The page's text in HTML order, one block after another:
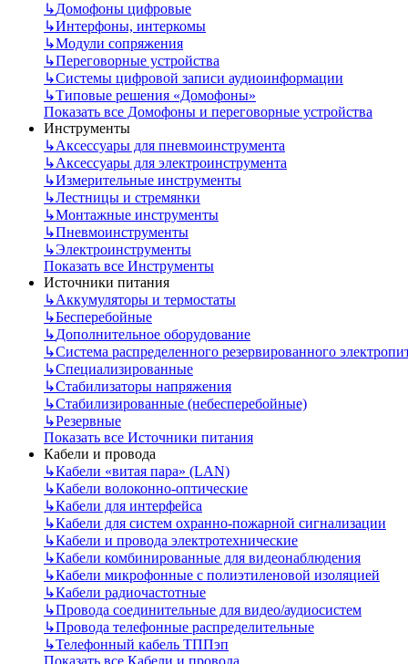
↳Домофоны цифровые
↳Интерфоны, интеркомы
↳Модули сопряжения
↳Переговорные устройства
↳Системы цифровой записи аудиоинформации
↳Типовые решения «Домофоны»
Показать все Домофоны и переговорные устройства
Инструменты
↳Аксессуары для пневмоинструмента
↳Аксессуары для электроинструмента
↳Измерительные инструменты
↳Лестницы и стремянки
↳Монтажные инструменты
↳Пневмоинструменты
↳Электроинструменты
Показать все Инструменты
Источники питания
↳Аккумуляторы и термостаты
↳Бесперебойные
↳Дополнительное оборудование
↳Система распределенного резервированного
↳Специализированные
↳Стабилизаторы напряжения
↳Стабилизированные (небесперебойные)
↳Резервные
Показать все Источники питания
Кабели и провода
↳Кабели «витая пара» (LAN)
↳Кабели волоконно-оптические
↳Кабели для интерфейса
↳Кабели для систем охранно-пожарной сигнализации
↳Кабели и провода электротехнические
↳Кабели комбинированные для видеонаблюдения
↳Кабели микрофонные с полиэтиленовой изоляцией
↳Кабели радиочастотные
↳Провода соединительные для видео/аудиосистем
↳Провода телефонные распределительные
↳Телефонный кабель ТППэп
Показать все Кабели и провода